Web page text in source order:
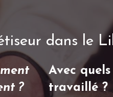
dans le
?
Avec
travaillé ?